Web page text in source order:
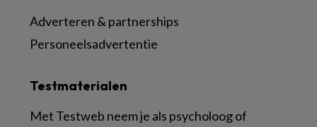
Testmaterialen
Met Testweb neem je als psycholoog of
Adverteren & partnerships
Personeelsadvertentie